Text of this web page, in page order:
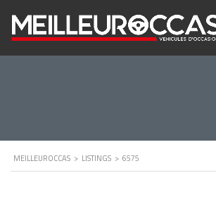
MEILLEUROCCAS > LISTINGS > 6575